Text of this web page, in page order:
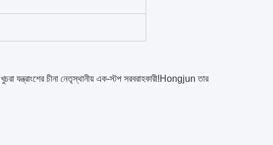
যন্ত্রাংশের চীনা নেতৃস্থানীয় এক-স্টপ সরবরাহকারী!Hongjun তার